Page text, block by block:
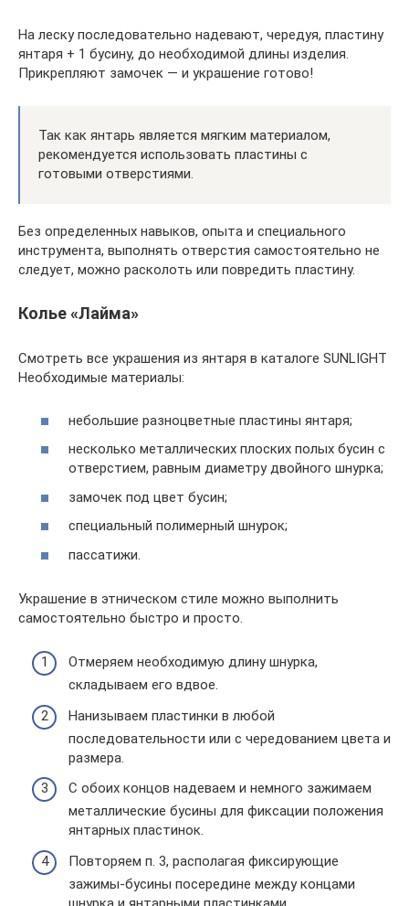
На леску последовательно надевают, чередуя, пластину
янтаря + 1 бусину, до необходимой длины изделия.
Прикрепляют замочек — и украшение готово!
Так как янтарь является мягким материалом,
рекомендуется использовать пластины с
готовыми отверстиями.
Без определенных навыков, опыта и специального
инструмента, выполнять отверстия самостоятельно не
следует, можно расколоть или повредить пластину.
Колье «Лайма»
Смотреть все украшения из янтаря в каталоге SUNLIGHT
Необходимые материалы:
небольшие разноцветные пластины янтаря;
несколько металлических плоских полых бусин с
отверстием, равным диаметру двойного шнурка;
замочек под цвет бусин;
специальный полимерный шнурок;
пассатижи.
Украшение в этническом стиле можно выполнить
самостоятельно быстро и просто.
Отмеряем необходимую длину шнурка,
складываем его вдвое.
Нанизываем пластинки в любой
последовательности или с чередованием цвета и
размера.
С обоих концов надеваем и немного зажимаем
металлические бусины для фиксации положения
янтарных пластинок.
Повторяем п. 3, располагая фиксирующие
зажимы-бусины посередине между концами